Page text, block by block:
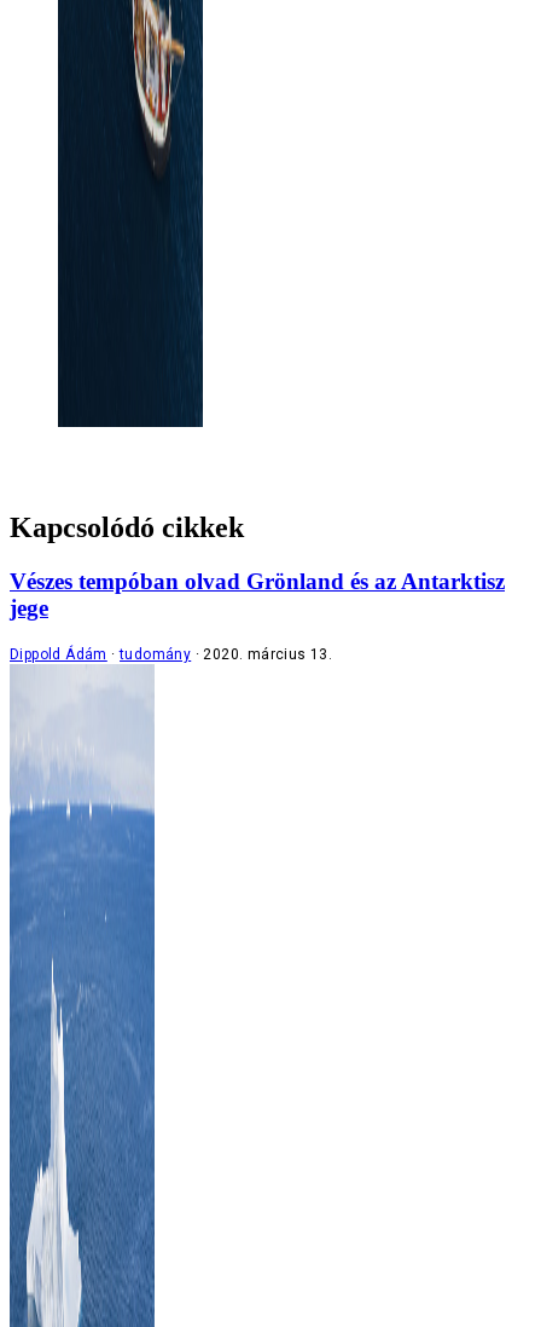
Kapcsolódó cikkek
Vészes tempóban olvad Grönland és az Antarktisz
jege
Dippold Ádám tudomány 2020. március 13.